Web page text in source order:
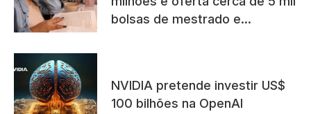
bolsas de mestrado e
NVIDIA pretende investir US$
100 bilhões na OpenAI